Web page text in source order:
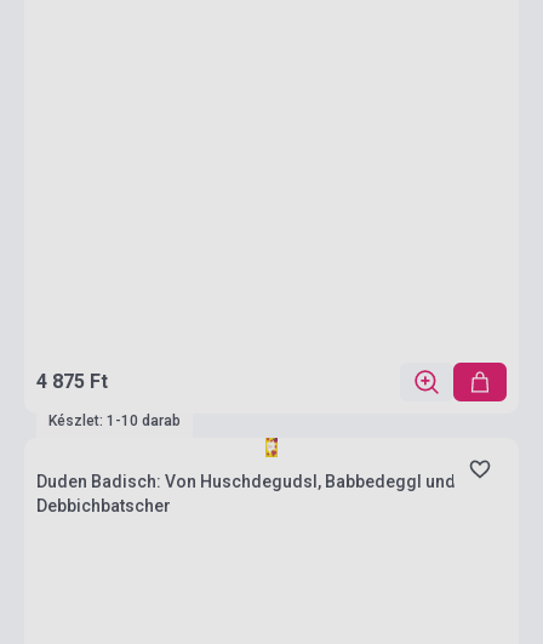
4 875 Ft
Készlet: 1-10 darab
Duden Badisch: Von Huschdegudsl, Babbedeggl und
Debbichbatscher